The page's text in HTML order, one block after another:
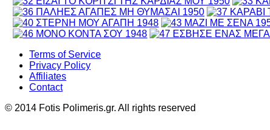
Terms of Service
Privacy Policy
Affiliates
Contact
© 2014 Fotis Polimeris.gr. All rights reserved